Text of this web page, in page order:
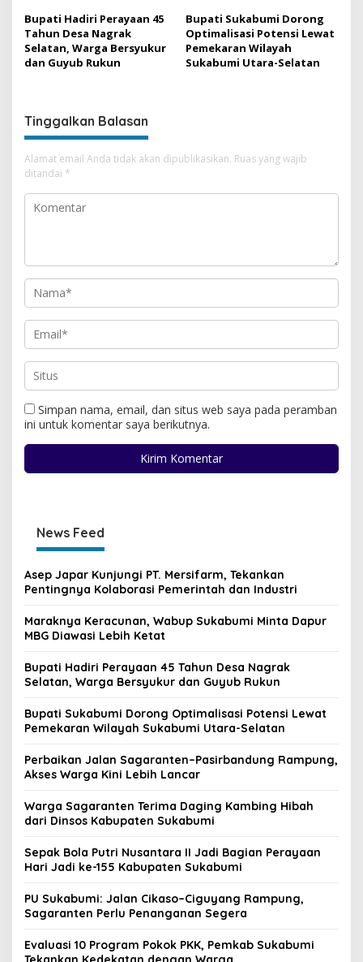
Bupati Hadiri Perayaan 45
Tahun Desa Nagrak
Selatan, Warga Bersyukur
dan Guyub Rukun
Bupati Sukabumi Dorong
Optimalisasi Potensi Lewat
Pemekaran Wilayah
Sukabumi Utara-Selatan
Tinggalkan Balasan
Alamat email Anda tidak akan dipublikasikan. Ruas yang wajib
ditandai *
Simpan nama, email, dan situs web saya pada peramban
ini untuk komentar saya berikutnya.
News Feed
Asep Japar Kunjungi PT. Mersifarm, Tekankan
Pentingnya Kolaborasi Pemerintah dan Industri
Maraknya Keracunan, Wabup Sukabumi Minta Dapur
MBG Diawasi Lebih Ketat
Bupati Hadiri Perayaan 45 Tahun Desa Nagrak
Selatan, Warga Bersyukur dan Guyub Rukun
Bupati Sukabumi Dorong Optimalisasi Potensi Lewat
Pemekaran Wilayah Sukabumi Utara-Selatan
Perbaikan Jalan Sagaranten–Pasirbandung Rampung,
Akses Warga Kini Lebih Lancar
Warga Sagaranten Terima Daging Kambing Hibah
dari Dinsos Kabupaten Sukabumi
Sepak Bola Putri Nusantara II Jadi Bagian Perayaan
Hari Jadi ke-155 Kabupaten Sukabumi
PU Sukabumi: Jalan Cikaso–Ciguyang Rampung,
Sagaranten Perlu Penanganan Segera
Evaluasi 10 Program Pokok PKK, Pemkab Sukabumi